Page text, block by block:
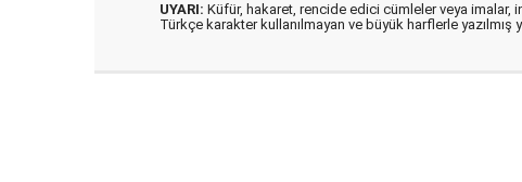
UYARI: Küfür, hakaret, rencide edici cümleler veya imalar,
Türkçe karakter kullanılmayan ve büyük harflerle yazılmış